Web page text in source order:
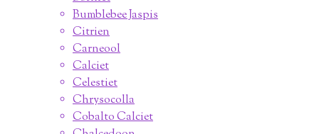
Bumblebee Jaspis
Citrien
Carneool
Calciet
Celestiet
Chrysocolla
Cobalto Calciet